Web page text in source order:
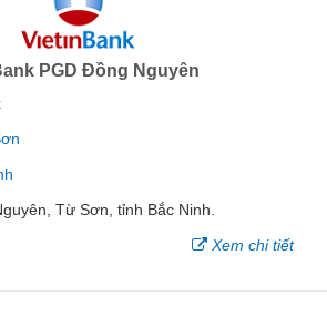
PGD Đồng Nguyên
Từ Sơn, tỉnh Bắc Ninh.
Xem chi tiết